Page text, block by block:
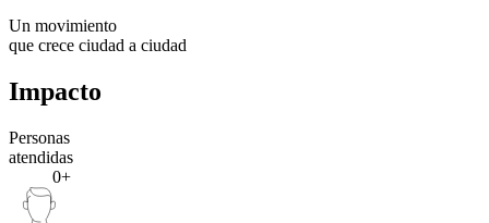
Un movimiento
que crece ciudad a ciudad
Impacto
Personas
atendidas
0+